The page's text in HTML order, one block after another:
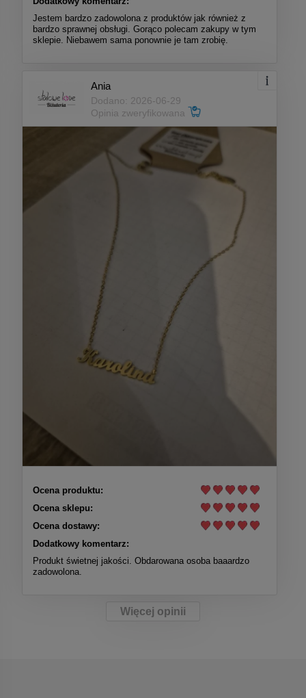
Jestem bardzo zadowolona z produktów jak również z
bardzo sprawnej obsługi. Gorąco polecam zakupy w tym
sklepie. Niebawem sama ponownie je tam zrobię.
Ania
Dodano: 2026-06-29
Opinia zweryfikowana
Ocena produktu:
Ocena sklepu:
Ocena dostawy:
Dodatkowy komentarz:
Produkt świetnej jakości. Obdarowana osoba baaardzo
zadowolona.
Więcej opinii